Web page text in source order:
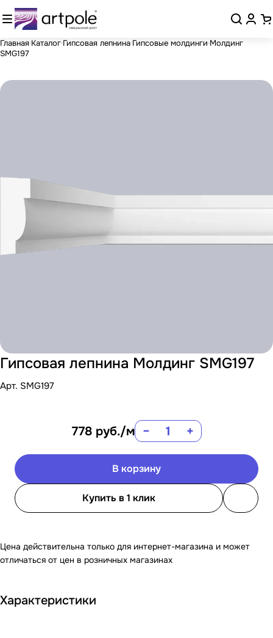
Главная Каталог Гипсовая лепнина Гипсовые молдинги Молдинг
SMG197
Гипсовая лепнина Молдинг SMG197
Арт. SMG197
778 руб./м − +
В корзину
Купить в 1 клик
Цена действительна только для интернет-магазина и может
отличаться от цен в розничных магазинах
Характеристики